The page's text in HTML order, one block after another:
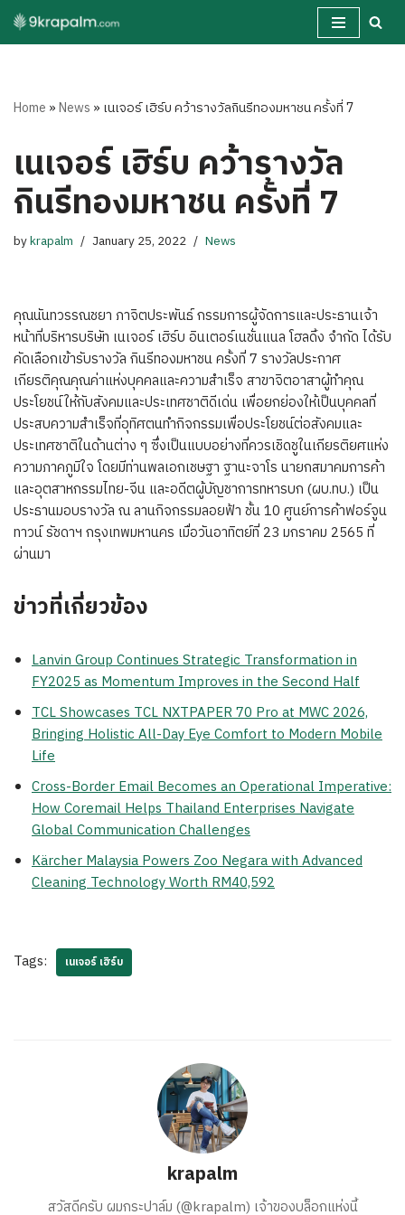
Skip
Home »News » เนเจอร์ เฮิร์บ คว้ารางวัลกินรีทองมหาชน ครั้งที่ 7
เนเจอร์ เฮิร์บ คว้ารางวัล
กินรีทองมหาชน ครั้งที่ 7
bykrapalm January 25, 2022 News
คุณนันทวรรณชยา ภาจิตประพันธ์ กรรมการผู้จัดการและประธานเจ้า
หน้าที่บริหารบริษัท เนเจอร์ เฮิร์บ อินเตอร์เนชั่นแนล โฮลดิ้ง จำกัด ได้รับ
คัดเลือกเข้ารับรางวัล กินรีทองมหาชน ครั้งที่ 7 รางวัลประกาศ
เกียรติคุณคุณค่าแห่งบุคคลและความสำเร็จ สาขาจิตอาสาผู้ทำคุณ
ประโยชน์ให้กับสังคมและประเทศชาติดีเด่น เพื่อยกย่องให้เป็นบุคคลที่
ประสบความสำเร็จที่อุทิศตนทำกิจกรรมเพื่อประโยชน์ต่อสังคมและ
ประเทศชาติในด้านต่าง ๆ ซึ่งเป็นแบบอย่างที่ควรเชิดชูในเกียรติยศแห่ง
ความภาคภูมิใจ โดยมีท่านพลเอกเชษฐา ฐานะจาโร นายกสมาคมการค้า
และอุตสาหกรรมไทย-จีน และอดีตผู้บัญชาการทหารบก (ผบ.ทบ.) เป็น
ประธานมอบรางวัล ณ ลานกิจกรรมลอยฟ้า ชั้น 10 ศูนย์การค้าฟอร์จูน
ทาวน์ รัชดาฯ กรุงเทพมหานคร เมื่อวันอาทิตย์ที่ 23 มกราคม 2565 ที่
ผ่านมา
ข่าวที่เกี่ยวข้อง
Lanvin Group Continues Strategic Transformation in
FY2025 as Momentum Improves in the Second Half
TCL Showcases TCL NXTPAPER 70 Pro at MWC 2026,
Bringing Holistic All-Day Eye Comfort to Modern Mobile
Life
Cross-Border Email Becomes an Operational Imperative:
How Coremail Helps Thailand Enterprises Navigate
Global Communication Challenges
Kärcher Malaysia Powers Zoo Negara with Advanced
Cleaning Technology Worth RM40,592
Tags: เนเจอร์ เฮิร์บ
krapalm
สวัสดีครับ ผมกระปาล์ม (@krapalm) เจ้าของบล็อกแห่งนี้